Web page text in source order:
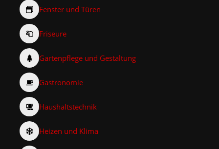
Fenster und Türen
Friseure
Gartenpflege und Gestaltung
Gastronomie
Haushaltstechnik
Heizen und Klima